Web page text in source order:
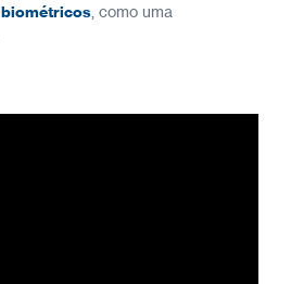
biométricos , como uma